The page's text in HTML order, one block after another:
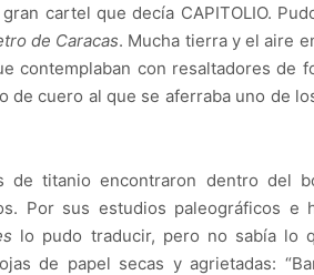
cartel que decía CAPITOLIO.
de Caracas. Mucha tierra y el aire
contemplaban con resaltadores de
de cuero al que se aferraba uno de
de titanio encontraron dentro del
Por sus estudios paleográficos e
lo pudo traducir, pero no sabía lo
de papel secas y agrietadas: